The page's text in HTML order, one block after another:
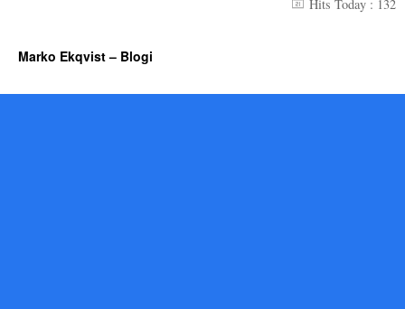
Hits Today : 132
Marko Ekqvist – Blogi